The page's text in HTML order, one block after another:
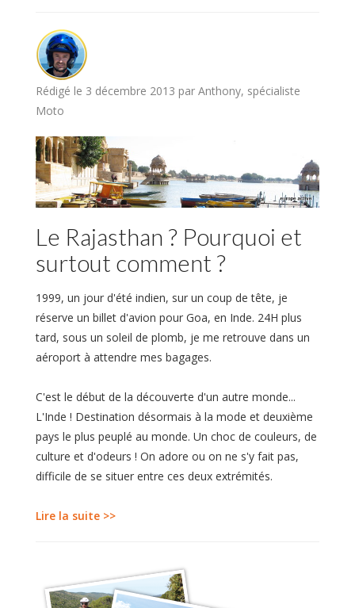
Rédigé le 3 décembre 2013 par Anthony, spécialiste
Moto
Le Rajasthan ? Pourquoi et
surtout comment ?
1999, un jour d'été indien, sur un coup de tête, je
réserve un billet d'avion pour Goa, en Inde. 24H plus
tard, sous un soleil de plomb, je me retrouve dans un
aéroport à attendre mes bagages.
C'est le début de la découverte d'un autre monde...
L'Inde ! Destination désormais à la mode et deuxième
pays le plus peuplé au monde. Un choc de couleurs, de
culture et d'odeurs ! On adore ou on ne s'y fait pas,
difficile de se situer entre ces deux extrémités.
Lire la suite >>